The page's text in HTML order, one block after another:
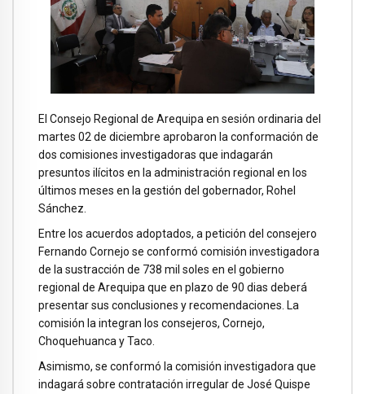
El Consejo Regional de Arequipa en sesión ordinaria del
martes 02 de diciembre aprobaron la conformación de
dos comisiones investigadoras que indagarán
presuntos ilícitos en la administración regional en los
últimos meses en la gestión del gobernador, Rohel
Sánchez.
Entre los acuerdos adoptados, a petición del consejero
Fernando Cornejo se conformó comisión investigadora
de la sustracción de 738 mil soles en el gobierno
regional de Arequipa que en plazo de 90 dias deberá
presentar sus conclusiones y recomendaciones. La
comisión la integran los consejeros, Cornejo,
Choquehuanca y Taco.
Asimismo, se conformó la comisión investigadora que
indagará sobre contratación irregular de José Quispe